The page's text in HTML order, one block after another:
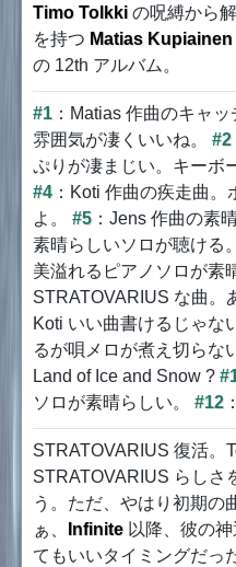
Timo Tolkki の呪縛から
を持つ Matias Kupiainen
の 12th アルバム。
#1 ：Matias 作曲のキャ
雰囲気が凄くいいね。 #2
ぷりが凄まじい。キーボ
#4 ：Koti 作曲の疾走曲
よ。 #5 ：Jens 作曲の素
素晴らしいソロが聴ける
美溢れるピアノソロが素
STRATOVARIUS な曲
Koti いい曲書けるじゃな
るが唄メロが煮え切ら
Land of Ice and Snow ?
ソロが素晴らしい。 #12
STRATOVARIUS 復活。
STRATOVARIUS らしさ
う。ただ、やはり初期の
ぁ、
Infinite 以降、彼の
てもいいタイミングだっ